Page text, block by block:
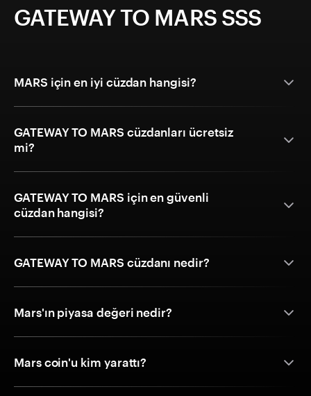
GATEWAY TO MARS SSS
MARS için en iyi cüzdan hangisi?
GATEWAY TO MARS cüzdanları ücretsiz
mi?
GATEWAY TO MARS için en güvenli
cüzdan hangisi?
GATEWAY TO MARS cüzdanı nedir?
Mars'ın piyasa değeri nedir?
Mars coin'u kim yarattı?